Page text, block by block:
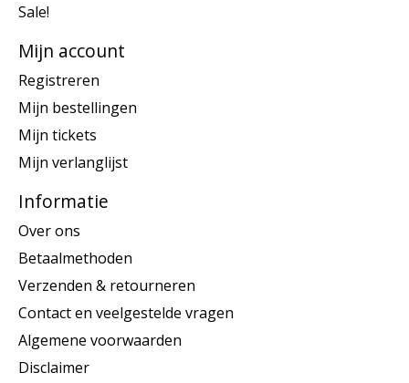
Sale!
Mijn account
Registreren
Mijn bestellingen
Mijn tickets
Mijn verlanglijst
Informatie
Over ons
Betaalmethoden
Verzenden & retourneren
Contact en veelgestelde vragen
Algemene voorwaarden
Disclaimer